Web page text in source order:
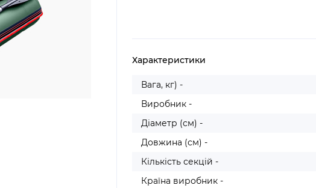
Характеристики
Вага, кг) -
Виробник -
Діаметр (см) -
Довжина (см) -
Кількість секцій -
Країна виробник -